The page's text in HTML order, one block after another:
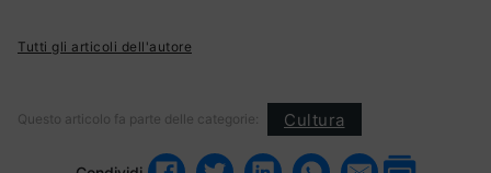
Tutti gli articoli dell'autore
Questo articolo fa parte delle categorie: Cultura